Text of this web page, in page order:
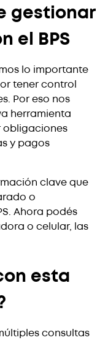
gestionar
el BPS
lo importante
tener control
Por eso nos
herramienta
obligaciones
y pagos
clave que
o
Ahora podés
o celular, las
esta
consultas